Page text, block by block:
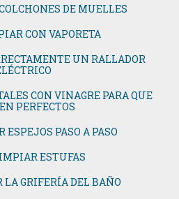
DE MUELLES
CON VAPORETA
UN RALLADOR
CON VINAGRE PARA QUE
PERFECTOS
PASO A PASO
ESTUFAS
GRIFERÍA DEL BAÑO